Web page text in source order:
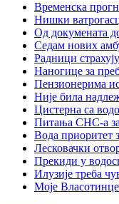
Временска
Нишки
Од докумената
Седам нових
Радници
Наногице за
Пензионерима
Није била
Цистерна са
Питања СНС-а
Вода приоритет
Лесковачки
Прекиди у
Илузије треба
Моје Власотинце